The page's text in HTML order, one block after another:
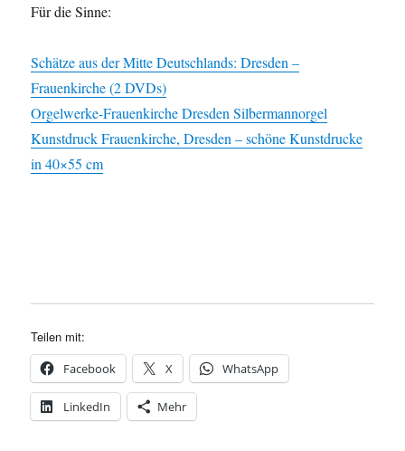
Für die Sinne:
Schätze aus der Mitte Deutschlands: Dresden –
Frauenkirche (2 DVDs)
Orgelwerke-Frauenkirche Dresden Silbermannorgel
Kunstdruck Frauenkirche, Dresden – schöne Kunstdrucke
in 40×55 cm
Teilen mit:
Facebook X WhatsApp
LinkedIn Mehr